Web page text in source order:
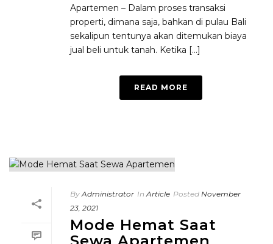
Apartemen – Dalam proses transaksi
properti, dimana saja, bahkan di pulau Bali
sekalipun tentunya akan ditemukan biaya
jual beli untuk tanah. Ketika [...]
READ MORE
By Administrator In Article Posted November
23, 2021
Mode Hemat Saat